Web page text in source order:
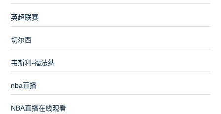
英超联赛
切尔西
韦斯利-福法纳
nba直播
NBA直播在线观看